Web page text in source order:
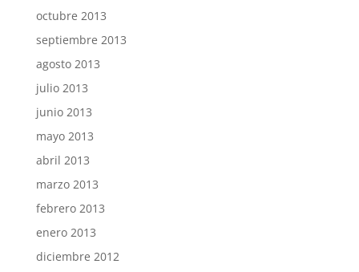
octubre 2013
septiembre 2013
agosto 2013
julio 2013
junio 2013
mayo 2013
abril 2013
marzo 2013
febrero 2013
enero 2013
diciembre 2012